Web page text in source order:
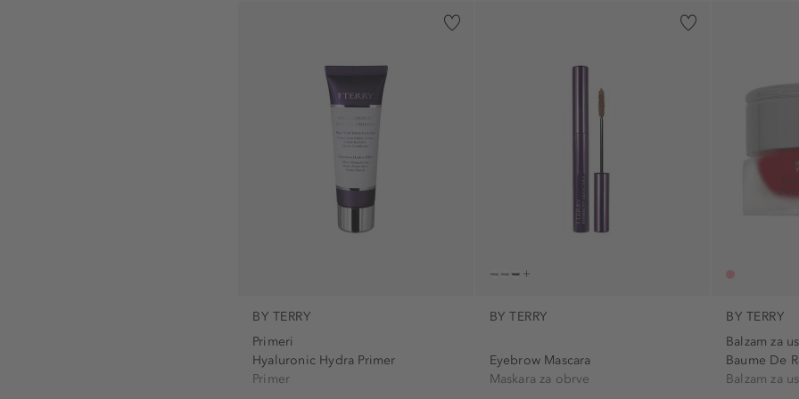
Ruž za usne (1)
Sjenilo za oci (1)
Tekući ruž za usne (1)
veganski (4)
BY TERRY
Primeri
Hyaluronic Hydra Primer
Primer
BY TERRY
Eyebrow Mascara
Maskara za obrve
BY TERRY
Balzam za
Baume De
Balzam za